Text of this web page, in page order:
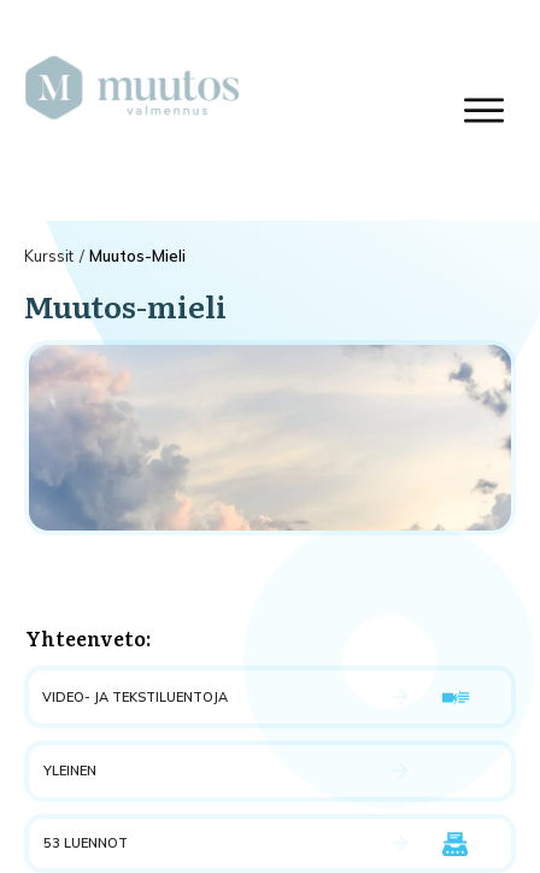
Kurssit / Muutos-Mieli
Muutos-mieli
Yhteenveto:
VIDEO- JA TEKSTILUENTOJA
YLEINEN
53 LUENNOT